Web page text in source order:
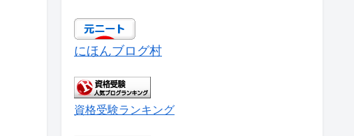
にほんブログ村
資格受験ランキング